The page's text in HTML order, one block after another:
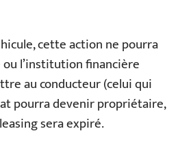
cette action ne pourra
l’institution financière
au conducteur (celui qui
pourra devenir propriétaire,
sera expiré.